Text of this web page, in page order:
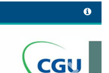
estratégico do
E LUTO OFICIAL
junho de 2026